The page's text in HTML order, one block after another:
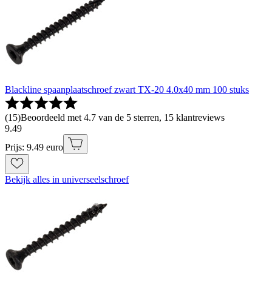
Blackline spaanplaatschroef zwart TX-20 4.0x40 mm 100 stuks
(15)Beoordeeld met 4.7 van de 5 sterren, 15 klantreviews
9.49
Prijs: 9.49 euro
Bekijk alles in universeelschroef